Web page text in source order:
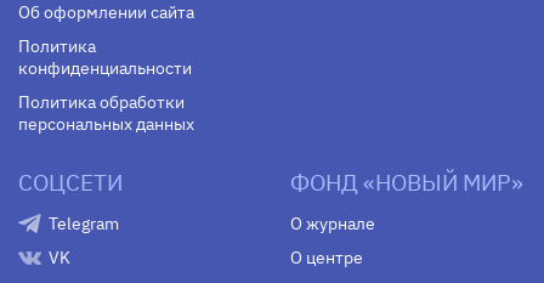
Об оформлении сайта
Политика
конфиденциальности
Политика обработки
персональных данных
СОЦСЕТИ
Telegram
VK
ФОНД «НОВЫЙ МИР»
О журнале
О центре